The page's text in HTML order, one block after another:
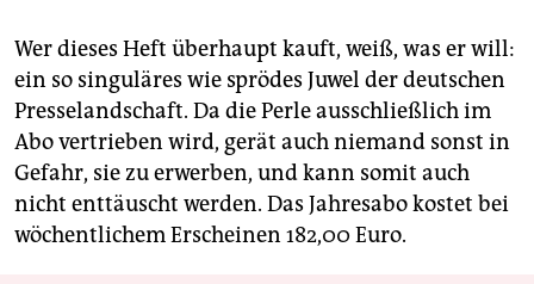
Wer dieses Heft überhaupt kauft, weiß, was er will:
ein so singuläres wie sprödes Juwel der deutschen
Presselandschaft. Da die Perle ausschließlich im
Abo vertrieben wird, gerät auch niemand sonst in
Gefahr, sie zu erwerben, und kann somit auch
nicht enttäuscht werden. Das Jahresabo kostet bei
wöchentlichem Erscheinen 182,00 Euro.